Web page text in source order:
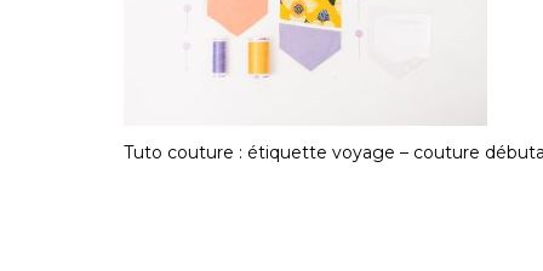
Tuto couture : étiquette voyage – couture